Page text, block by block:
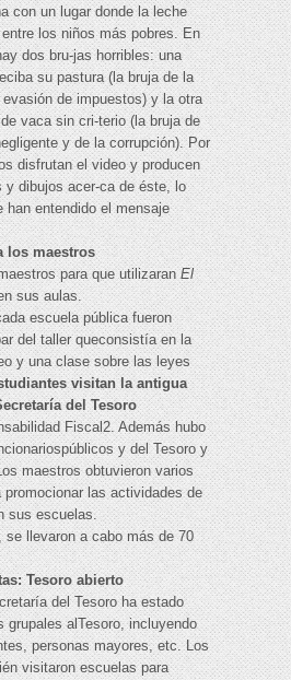
con un lugar donde la leche
los niños más pobres. En
dos bru-jas horribles: una
su pastura (la bruja de la
de impuestos) y la otra
vaca sin cri-terio (la bruja de
y de la corrupción). Por
disfrutan el video y producen
y dibujos acer-ca de éste, lo
han entendido el mensaje
los maestros
para que utilizaranEl
sus aulas.
escuela pública fueron
del taller queconsistía en la
y una clase sobre las leyes
visitan la antigua
del Tesoro
Fiscal2. Además hubo
y del Tesoro y
maestros obtuvieron varios
las actividades de
sus escuelas.
se llevaron a cabo más de 70
Tesoro abierto
del Tesoro ha estado
grupales alTesoro, incluyendo
personas mayores, etc. Los
visitaron escuelas para